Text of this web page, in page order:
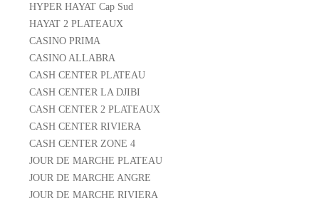
HYPER HAYAT Cap Sud
HAYAT 2 PLATEAUX
CASINO PRIMA
CASINO ALLABRA
CASH CENTER PLATEAU
CASH CENTER LA DJIBI
CASH CENTER 2 PLATEAUX
CASH CENTER RIVIERA
CASH CENTER ZONE 4
JOUR DE MARCHE PLATEAU
JOUR DE MARCHE ANGRE
JOUR DE MARCHE RIVIERA